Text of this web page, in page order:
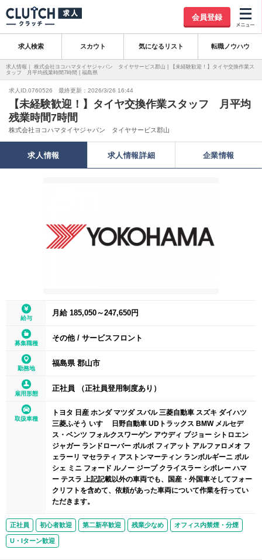
会員登録
求人検索 スカウト 気になるリスト 転職ノウハウ
求人情報｜ 株式会社ヨコハマタイヤジャパン タイヤサービス郡山 | 【未経験歓迎！】タイヤ交換作業ス
タッフ 月平均残業時間7時間 | 福島県
求人ID.0760526 最終更新：2026/3/26 16:44
【未経験歓迎！】タイヤ交換作業スタッフ 月平均
残業時間7時間
株式会社ヨコハマタイヤジャパン タイヤサービス郡山
求人情報 求人情報詳細 企業情報
給与
月給 185,050～247,650円
募集職種
その他/ サービスフロント
勤務地
福島県 郡山市
雇用形態
正社員 （正社員登用制度あり）
取扱車種
トヨタ 日産 ホンダ マツダ スバル 三菱自動車 スズキ ダイハツ
三菱ふそう いすゞ 日野自動車 UDトラックス BMW メルセデ
ス・ベンツ フォルクスワーゲン アウディ プジョー シトロエン
ジャガー ランドローバー ボルボ フィアット アルファロメオ フ
ェラーリ マセラティ アストンマーティン ランボルギーニ ポル
シェ ミニ フォード ルノー ジープ クライスラー シボレー ハマ
ー テスラ 上記記載以外の車両でも、国産・外国車そしてフォー
クリフトを含めて、依頼があった車両について作業を行ってい
ただきます。
正社員 初心者歓迎 第二新卒歓迎 残業少なめ オフィス内禁煙・分煙
U・Iターン歓迎